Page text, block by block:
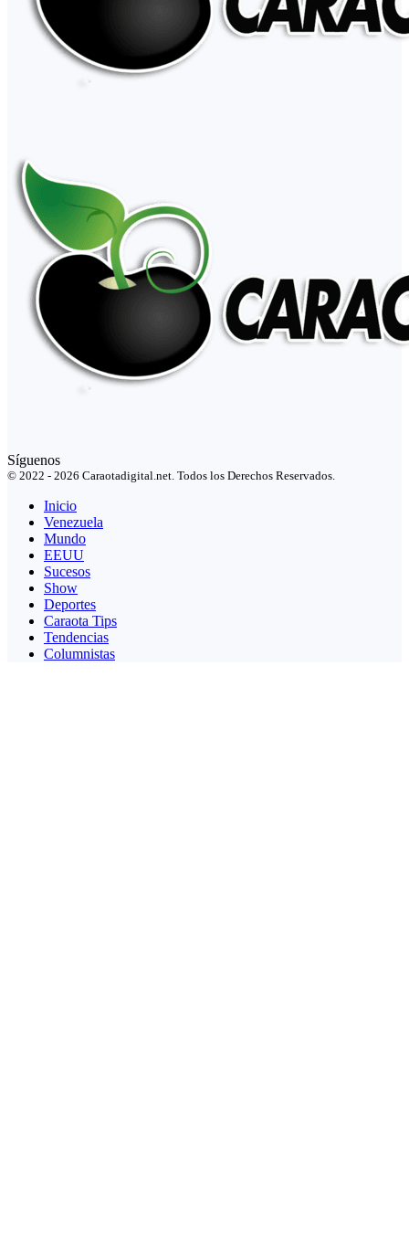
Síguenos
© 2022 - 2026 Caraotadigital.net. Todos los Derechos Reservados.
Inicio
Venezuela
Mundo
EEUU
Sucesos
Show
Deportes
Caraota Tips
Tendencias
Columnistas